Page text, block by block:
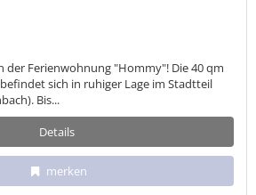
der Ferienwohnung "Hommy"! Die 40 qm
sich in ruhiger Lage im Stadtteil
Bis...
Details
merken